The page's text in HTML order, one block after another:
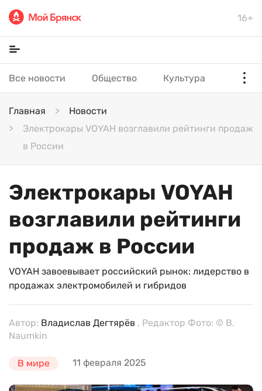
16+
Все новости Общество Культура
Главная
Новости
Электрокары VOYAH возглавили рейтинги продаж
в России
Электрокары VOYAH
возглавили рейтинги
продаж в России
VOYAH завоевывает российский рынок: лидерство в
продажах электромобилей и гибридов
Автор: Владислав Дегтярёв , Редактор Фото: © B.
Naumkin
В мире 11 февраля 2025